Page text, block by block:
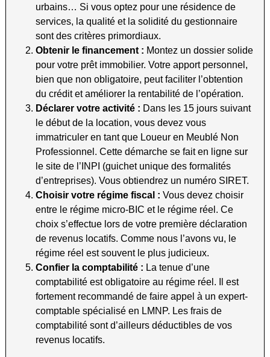
urbains… Si vous optez pour une résidence de
services, la qualité et la solidité du gestionnaire
sont des critères primordiaux.
Obtenir le financement : Montez un dossier solide
pour votre prêt immobilier. Votre apport personnel,
bien que non obligatoire, peut faciliter l’obtention
du crédit et améliorer la rentabilité de l’opération.
Déclarer votre activité : Dans les 15 jours suivant
le début de la location, vous devez vous
immatriculer en tant que Loueur en Meublé Non
Professionnel. Cette démarche se fait en ligne sur
le site de l’INPI (guichet unique des formalités
d’entreprises). Vous obtiendrez un numéro SIRET.
Choisir votre régime fiscal : Vous devez choisir
entre le régime micro-BIC et le régime réel. Ce
choix s’effectue lors de votre première déclaration
de revenus locatifs. Comme nous l’avons vu, le
régime réel est souvent le plus judicieux.
Confier la comptabilité : La tenue d’une
comptabilité est obligatoire au régime réel. Il est
fortement recommandé de faire appel à un expert-
comptable spécialisé en LMNP. Les frais de
comptabilité sont d’ailleurs déductibles de vos
revenus locatifs.